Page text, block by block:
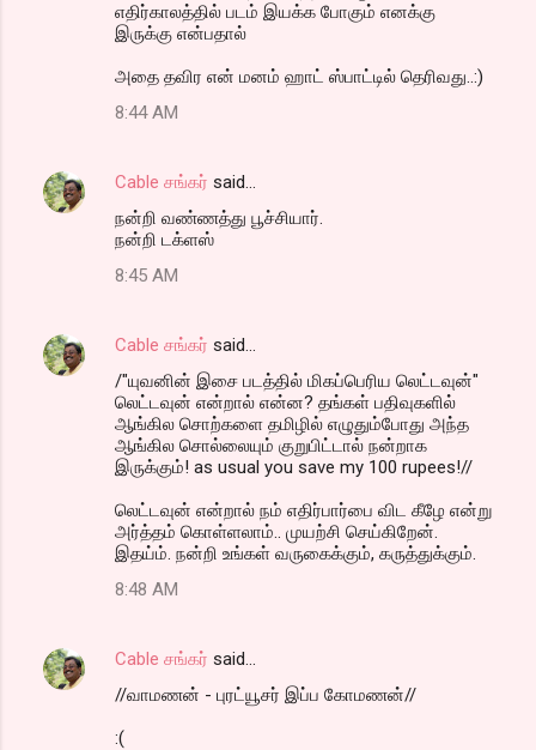
எதிர்காலத்தில் படம் இயக்க போகும் எனக்கு
இருக்கு என்பதால்
அதை தவிர என் மனம் ஹாட் ஸ்பாட்டில் தெரிவது..:)
8:44 AM
Cable சங்கர் said…
நன்றி வண்ணத்து பூச்சியார்.
நன்றி டக்ளஸ்
8:45 AM
Cable சங்கர் said…
/"யுவனின் இசை படத்தில் மிகப்பெரிய லெட்டவுன்"
லெட்டவுன் என்றால் என்ன? தங்கள் பதிவுகளில்
ஆங்கில சொற்களை தமிழில் எழுதும்போது அந்த
ஆங்கில சொல்லையும் குறுபிட்டால் நன்றாக
இருக்கும்! as usual you save my 100 rupees!//
லெட்டவுன் என்றால் நம் எதிர்பார்பை விட கீழே என்று
அர்த்தம் கொள்ளலாம்.. முயற்சி செய்கிறேன்.
இதய்ம். நன்றி உங்கள் வருகைக்கும், கருத்துக்கும்.
8:48 AM
Cable சங்கர் said…
//வாமணன் - புரட்யூசர் இப்ப கோமணன்//
:(